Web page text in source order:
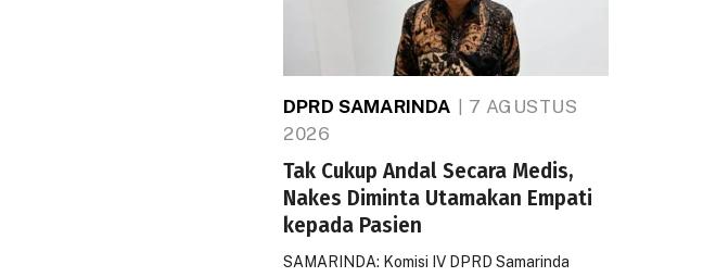
DPRD SAMARINDA
7 AGUSTUS
2026
Tak Cukup Andal Secara Medis,
Nakes Diminta Utamakan Empati
kepada Pasien
SAMARINDA: Komisi IV DPRD Samarinda